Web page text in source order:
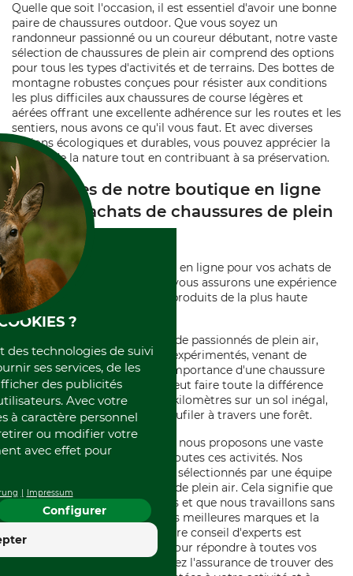
Quelle que soit l'occasion, il est essentiel d'avoir une bonne
paire de chaussures outdoor. Que vous soyez un
randonneur passionné ou un coureur débutant, notre vaste
sélection de chaussures de plein air comprend des options
pour tous les types d'activités et de terrains. Des bottes de
montagne robustes conçues pour résister aux conditions
les plus difficiles aux chaussures de course légères et
aérées offrant une excellente adhérence sur les routes et les
sentiers, nous avons ce qu'il vous faut. Et avec diverses
options écologiques et durables, vous pouvez apprécier la
beauté de la nature tout en contribuant à sa préservation.
Avantages de notre boutique en ligne
pour vos achats de chaussures de plein
air
En choisissant notre boutique en ligne pour vos achats de
chaussures de plein air, nous vous assurons une expérience
d'achat incomparable et des produits de la plus haute
qualité.
La multitude d'aventuriers et de passionnés de plein air,
qu'ils soient occasionnels ou expérimentés, venant de
diverses disciplines, savent l'importance d'une chaussure
adaptée à leur activité. Cela peut faire toute la différence
lorsqu'il s'agit de couvrir des kilomètres sur un sol inégal,
gravir une montagne ou se faufiler à travers une forêt.
Dans notre boutique en ligne, nous proposons une vaste
gamme de chaussures pour toutes ces activités. Nos
produits sont soigneusement sélectionnés par une équipe
de professionnels passionnés de plein air. Cela signifie que
nous comprenons vos besoins et que nous travaillons sans
relâche pour vous apporter les meilleures marques et la
meilleure qualité. De plus, notre conseil d'experts est
toujours à votre disposition pour répondre à toutes vos
questions. Avec nous, vous avez l'assurance de trouver des
?
des technologies de suivi
ses services, de les
des publicités
Avec votre
à caractère personnel
ou modifier votre
avec effet pour
Impressum
Configurer